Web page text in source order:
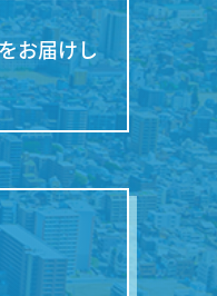
お届けし